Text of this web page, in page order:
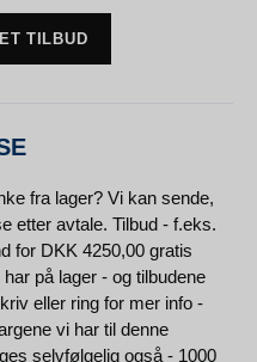
TILBUD
fra lager? Vi kan sende,
etter avtale. Tilbud - f.eks.
for DKK 4250,00 gratis
på lager - og tilbudene
eller ring for mer info -
vi har til denne
selvfølgelig også - 1000